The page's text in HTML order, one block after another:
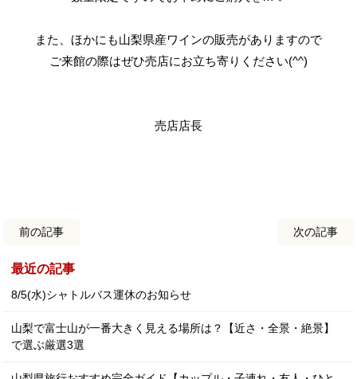
また、ほかにも山梨県産ワインの販売がありますので
ご来館の際はぜひ売店にお立ち寄りください(^^)
売店店長
前の記事 次の記事
最近の記事
8/5(水)シャトルバス運休のお知らせ
山梨で富士山が一番大きく見える場所は？【近さ・全景・絶景】
で選ぶ厳選3選